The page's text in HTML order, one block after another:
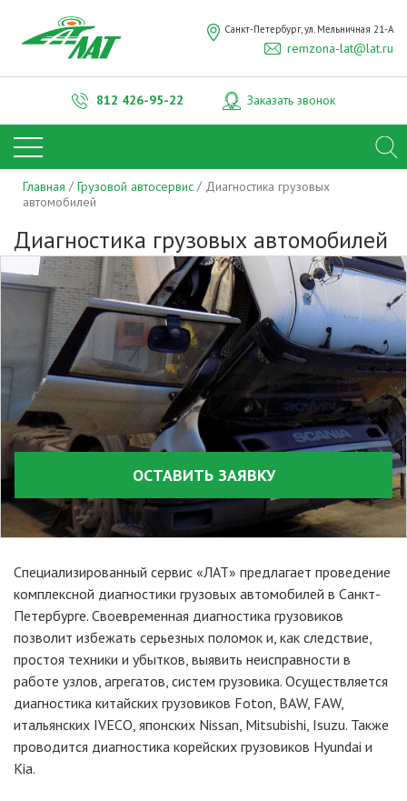
812 426-95-22 Заказать звонок
Санкт-Петербург, ул. Мельничная 21-А
remzona-lat@lat.ru
Главная Грузовой автосервис
Диагностика грузовых
автомобилей
Диагностика грузовых автомобилей
Нажимая на кнопку "Отправить", вы даете
согласие на обработкуперсональных
ОСТАВИТЬ ЗАЯВКУ
Специализированный сервис «ЛАТ» предлагает проведение
комплексной диагностики грузовых автомобилей в Санкт-
Петербурге. Своевременная диагностика грузовиков
позволит избежать серьезных поломок и, как следствие,
простоя техники и убытков, выявить неисправности в
работе узлов, агрегатов, систем грузовика. Осуществляется
диагностика китайских грузовиков Foton, BAW, FAW,
итальянских IVECO, японских Nissan, Mitsubishi, Isuzu. Также
проводится диагностика корейских грузовиков Hyundai и
Kia.